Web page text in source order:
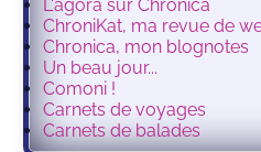
L'agora sur Chronica
ChroniKat, ma revue de
Chronica, mon blognotes
Un beau jour...
Comoni !
Carnets de voyages
Carnets de balades